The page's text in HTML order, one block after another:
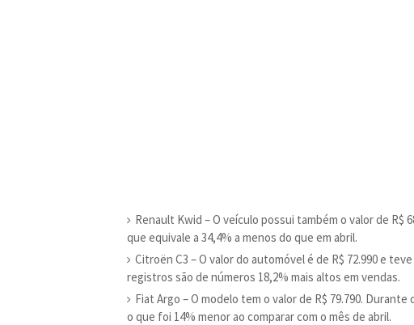
Renault Kwid – O veículo possui também o valor de R$
que equivale a 34,4% a menos do que em abril.
Citroën C3 – O valor do automóvel é de R$ 72.990 e
registros são de números 18,2% mais altos em vendas.
Fiat Argo – O modelo tem o valor de R$ 79.790.
o que foi 14% menor ao comparar com o mês de abril.